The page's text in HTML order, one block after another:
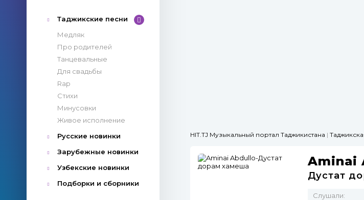
Таджикские песни
Медляк
Про родителей
Танцевальные
Для свадьбы
Rap
Стихи
Минусовки
Живое исполнение
Русские новинки
Зарубежные новинки
Узбекские новинки
Подборки и сборники
HIT.TJ Музыкальный портал Таджикистана |
Aminai
Дустат
Слушали: